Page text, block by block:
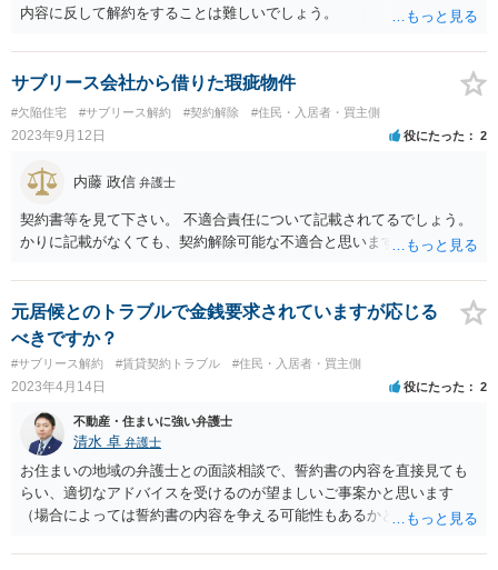
内容に反して解約をすることは難しいでしょう。
サブリース会社から借りた瑕疵物件
#欠陥住宅 #サブリース解約 #契約解除 #住民・入居者・買主側
2023年9月12日 役にたった 2
内藤 政信 弁護士
契約書等を見て下さい。 不適合責任について記載されてるでしょう。
かりに記載がなくても、契約解除可能な不適合と思いますね。
元居候とのトラブルで金銭要求されていますが応じる
べきですか？
#サブリース解約 #賃貸契約トラブル #住民・入居者・買主側
2023年4月14日 役にたった 2
不動産・住まいに強い弁護士
清水 卓 弁護士
お住まいの地域の弁護士との面談相談で、誓約書の内容を直接見ても
らい、適切なアドバイスを受けるのが望ましいご事案かと思います
（場合によっては誓約書の内容を争える可能性もあるかと思われま
代理人になって間に入ってもらい、あなたや不動産屋に直接間接を問